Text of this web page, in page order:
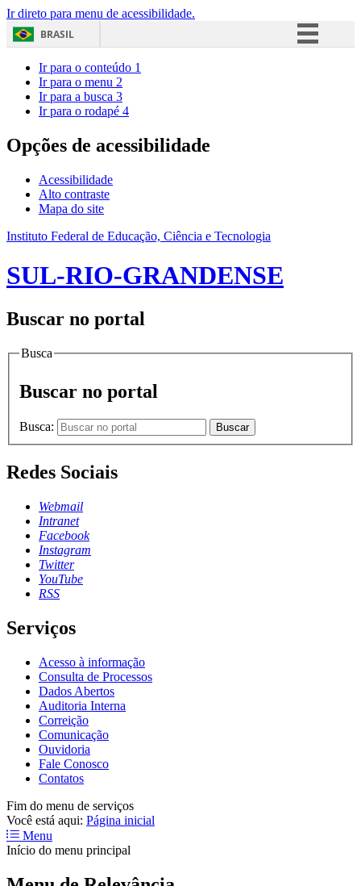
Ir direto para menu de acessibilidade.
BRASIL
Acesso à informação
Ir para o conteúdo 1
Ir para o menu 2
Ir para a busca 3
Ir para o rodapé 4
Opções de acessibilidade
Acessibilidade
Alto contraste
Mapa do site
Instituto Federal de Educação, Ciência e Tecnologia
SUL-RIO-GRANDENSE
Buscar no portal
Busca
Buscar no portal
Busca: Buscar
Redes Sociais
Webmail
Intranet
Facebook
Instagram
Twitter
YouTube
RSS
Serviços
Acesso à informação
Consulta de Processos
Dados Abertos
Auditoria Interna
Correição
Comunicação
Ouvidoria
Fale Conosco
Contatos
Fim do menu de serviços
Você está aqui: Página inicial
Menu
Início do menu principal